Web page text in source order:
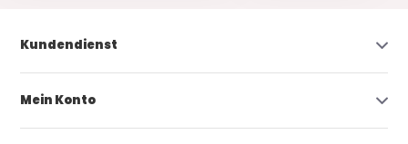
Kundendienst
Mein Konto